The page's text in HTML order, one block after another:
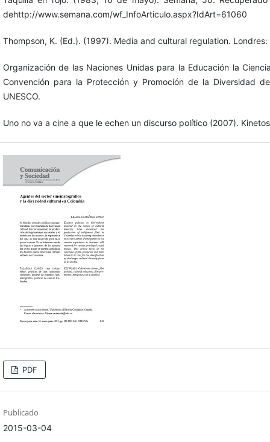
dehttp://www.semana.com/wf_InfoArticulo.aspx?IdArt=61060
Thompson, K. (Ed.). (1997). Media and cultural regulation. Londres:
Organización de las Naciones Unidas para la Educación la
Convención para la Protección y Promoción de la Diversidad
UNESCO.
Uno no va a cine a que le echen un discurso político (2007).
PDF
Publicado
2015-03-04